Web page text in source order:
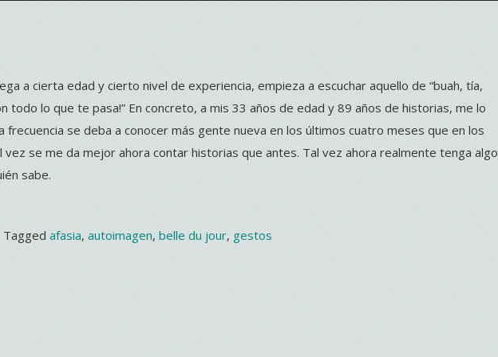
a cierta edad y cierto nivel de experiencia, empieza a escuchar aquello de “buah, tía,
todo lo que te pasa!” En concreto, a mis 33 años de edad y 89 años de historias, me lo
frecuencia se deba a conocer más gente nueva en los últimos cuatro meses que en los
se me da mejor ahora contar historias que antes. Tal vez ahora realmente tenga algo
sabe.
Tagged afasia, autoimagen, belle du jour, gestos